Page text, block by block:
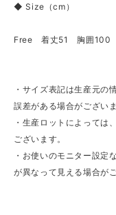
◆ Size（cm）
Free 着丈51 胸囲100
・サイズ表記は生産元の
誤差がある場合がございま
・生産ロットによっては
ございます。
・お使いのモニター設定
が異なって見える場合が